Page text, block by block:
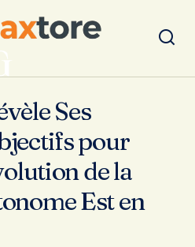
Est en Marche !
Ses
pour
de la
Est en